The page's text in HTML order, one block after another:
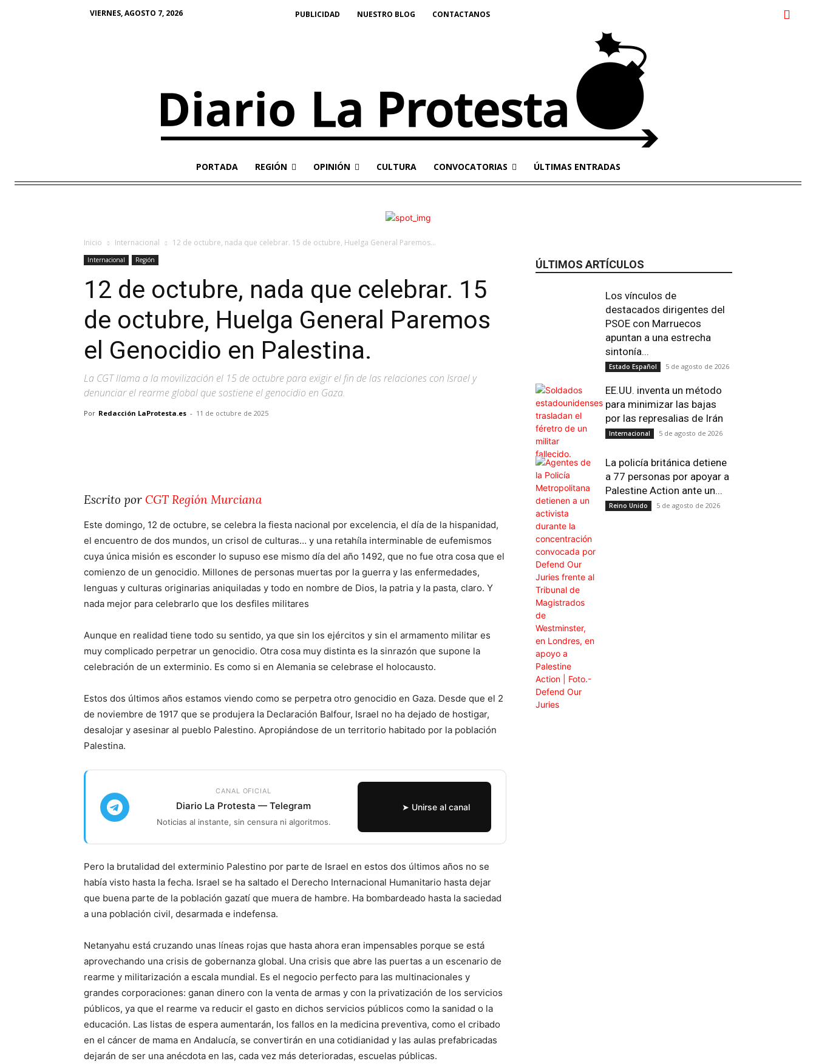
VIERNES, AGOSTO 7, 2026 PUBLICIDAD NUESTRO BLOG CONTACTANOS
PORTADA REGIÓN OPINIÓN CULTURA CONVOCATORIAS ÚLTIMAS ENTRADAS
Inicio Internacional 12 de octubre, nada que celebrar. 15 de octubre, Huelga General Paremos...
Internacional Región
12 de octubre, nada que celebrar. 15
de octubre, Huelga General Paremos
el Genocidio en Palestina.
La CGT llama a la movilización el 15 de octubre para exigir el fin de las relaciones con Israel y
denunciar el rearme global que sostiene el genocidio en Gaza.
Por Redacción LaProtesta.es - 11 de octubre de 2025
Email Impresión Telegram
Escrito por CGT Región Murciana
Este domingo, 12 de octubre, se celebra la fiesta nacional por excelencia, el día de la hispanidad,
el encuentro de dos mundos, un crisol de culturas… y una retahíla interminable de eufemismos
cuya única misión es esconder lo supuso ese mismo día del año 1492, que no fue otra cosa que el
comienzo de un genocidio. Millones de personas muertas por la guerra y las enfermedades,
lenguas y culturas originarias aniquiladas y todo en nombre de Dios, la patria y la pasta, claro. Y
nada mejor para celebrarlo que los desfiles militares
Aunque en realidad tiene todo su sentido, ya que sin los ejércitos y sin el armamento militar es
muy complicado perpetrar un genocidio. Otra cosa muy distinta es la sinrazón que supone la
celebración de un exterminio. Es como si en Alemania se celebrase el holocausto.
Estos dos últimos años estamos viendo como se perpetra otro genocidio en Gaza. Desde que el 2
de noviembre de 1917 que se produjera la Declaración Balfour, Israel no ha dejado de hostigar,
desalojar y asesinar al pueblo Palestino. Apropiándose de un territorio habitado por la población
Palestina.
CANAL OFICIAL
Diario La Protesta — Telegram
Noticias al instante, sin censura ni algoritmos.
➤ Unirse al canal
Pero la brutalidad del exterminio Palestino por parte de Israel en estos dos últimos años no se
había visto hasta la fecha. Israel se ha saltado el Derecho Internacional Humanitario hasta dejar
que buena parte de la población gazatí que muera de hambre. Ha bombardeado hasta la saciedad
a una población civil, desarmada e indefensa.
Netanyahu está cruzando unas líneas rojas que hasta ahora eran impensables porque se está
aprovechando una crisis de gobernanza global. Una crisis que abre las puertas a un escenario de
rearme y militarización a escala mundial. Es el negocio perfecto para las multinacionales y
grandes corporaciones: ganan dinero con la venta de armas y con la privatización de los servicios
públicos, ya que el rearme va reducir el gasto en dichos servicios públicos como la sanidad o la
educación. Las listas de espera aumentarán, los fallos en la medicina preventiva, como el cribado
en el cáncer de mama en Andalucía, se convertirán en una cotidianidad y las aulas prefabricadas
dejarán de ser una anécdota en las, cada vez más deterioradas, escuelas públicas.
ÚLTIMOS ARTÍCULOS
Los vínculos de
destacados dirigentes del
PSOE con Marruecos
apuntan a una estrecha
sintonía...
Estado Español 5 de agosto de 2026
EE.UU. inventa un método
para minimizar las bajas
por las represalias de Irán
Internacional 5 de agosto de 2026
La policía británica detiene
a 77 personas por apoyar a
Palestine Action ante un...
Reino Unido 5 de agosto de 2026